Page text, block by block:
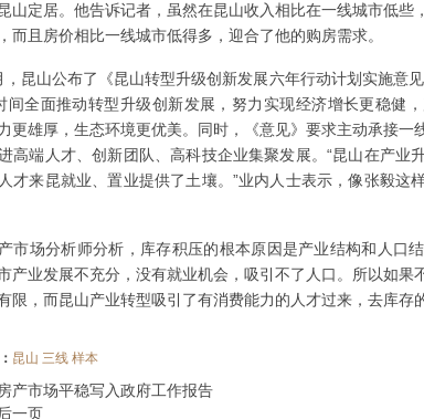
山定居。他告诉记者，虽然在昆山收入相比在一线城市低些
而且房价相比一线城市低得多，迎合了他的购房需求。
，昆山公布了《昆山转型升级创新发展六年行动计划实施意
间全面推动转型升级创新发展，努力实现经济增长更稳健
更雄厚，生态环境更优美。同时，《意见》要求主动承接一
高端人才、创新团队、高科技企业集聚发展。“昆山在产业
才来昆就业、置业提供了土壤。”业内人士表示，像张毅这
市场分析师分析，库存积压的根本原因是产业结构和人口
产业发展不充分，没有就业机会，吸引不了人口。所以如果
限，而昆山产业转型吸引了有消费能力的人才过来，去库存
昆山 三线 样本
产市场平稳写入政府工作报告
一页